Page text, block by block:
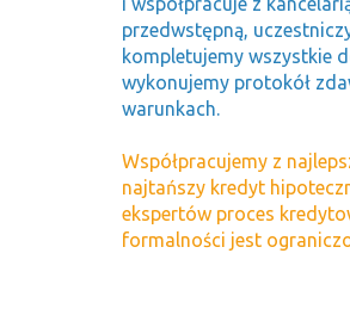
przedwstępną,
kompletujemy wszystkie
wykonujemy protokół
warunkach.
Współpracujemy z
najtańszy kredyt
ekspertów proces
formalności jest